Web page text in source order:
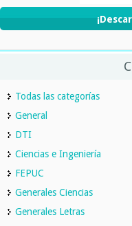
Todas las categorías
General
DTI
Ciencias e Ingeniería
FEPUC
Generales Ciencias
Generales Letras